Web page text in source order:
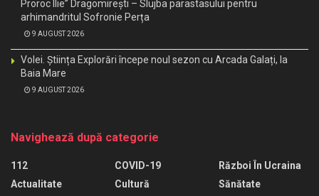
Proroc Ilie” Dragomirești – Slujba parastasului pentru
arhimandritul Sofronie Perța
9 AUGUST 2026
Volei. Știința Explorări începe noul sezon cu Arcada Galați, la
Baia Mare
9 AUGUST 2026
Navighează după categorie
112
Actualitate
COVID-19
Cultură
Război În Ucraina
Sănătate